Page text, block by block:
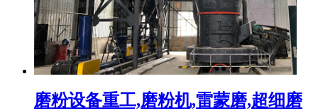
磨粉设备重工,磨粉机,雷蒙磨,超细磨